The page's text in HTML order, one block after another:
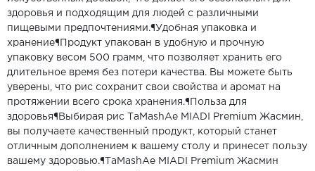
здоровья и подходящим для людей с различными
пищевыми предпочтениями.¶Удобная упаковка и
хранение¶Продукт упакован в удобную и прочную
упаковку весом 500 грамм, что позволяет хранить его
длительное время без потери качества. Вы можете быть
уверены, что рис сохранит свои свойства и аромат на
протяжении всего срока хранения.¶Польза для
здоровья¶Выбирая рис ТaMashAe МIADI Premium Жасмин,
вы получаете качественный продукт, который станет
отличным дополнением к вашему столу и принесет пользу
вашему здоровью.¶ТaMashAe МIADI Premium Жасмин